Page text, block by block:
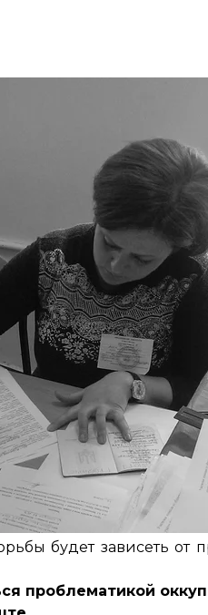
журналистку. У нее
— спрашивает
— ну точно не пример!
Люди там хуже
годом страна
пенсионный
и крымские
Это
только после обеда,
«Это провокации и
компактного
лет участвуем в
которые мы
Мы едины в
и у детей,
будет зависеть
проблематикой